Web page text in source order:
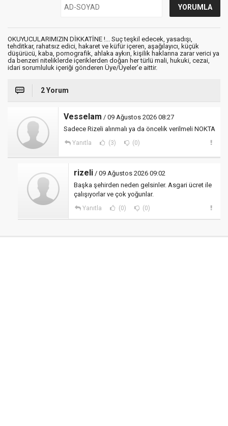
OKUYUCULARIMIZIN DİKKATİNE !... Suç teşkil edecek, yasadışı,
tehditkar, rahatsız edici, hakaret ve küfür içeren, aşağılayıcı, küçük
düşürücü, kaba, pornografik, ahlaka aykırı, kişilik haklarına zarar verici ya
da benzeri niteliklerde içeriklerden doğan her türlü mali, hukuki, cezai,
idari sorumluluk içeriği gönderen Üye/Üyeler’e aittir.
2 Yorum
Vesselam / 09 Ağustos 2026 08:27
Sadece Rizeli alınmalı ya da öncelik verilmeli NOKTA
Yanıtla (3) (0)
rizeli / 09 Ağustos 2026 09:02
Başka şehirden neden gelsinler. Asgari ücret ile
çalışıyorlar ve çok yoğunlar.
Yanıtla (0) (0)